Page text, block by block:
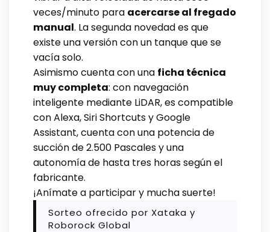
veces/minuto para acercarse al fregado
manual. La segunda novedad es que
existe una versión con un tanque que se
vacía solo.
Asimismo cuenta con una ficha técnica
muy completa: con navegación
inteligente mediante LiDAR, es compatible
con Alexa, Siri Shortcuts y Google
Assistant, cuenta con una potencia de
succión de 2.500 Pascales y una
autonomía de hasta tres horas según el
fabricante.
¡Anímate a participar y mucha suerte!
Sorteo ofrecido por Xataka y
Roborock Global